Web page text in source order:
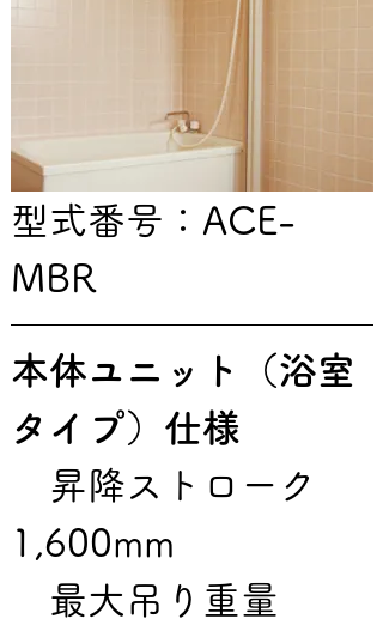
型式番号：ACE-
MBR
本体ユニット（浴室
タイプ）仕様
昇降ストローク
1,600mm
最大吊り重量